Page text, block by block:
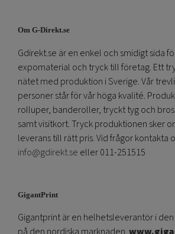
Om G-Direkt.se
Gdirekt.se är en enkel och smidigt sida
expomaterial och tryck till företag. Ett
nätet med produktion i Sverige. Vår
personer står för vår höga kvalité.
rolluper, banderoller, tryckt tyg och
samt visitkort. Tryck produktionen sker
leverans till rätt pris. Vid frågor kontakta
info@gdirekt.se eller 011-251515
GigantPrint
Gigantprint är en helhetsleverantör i